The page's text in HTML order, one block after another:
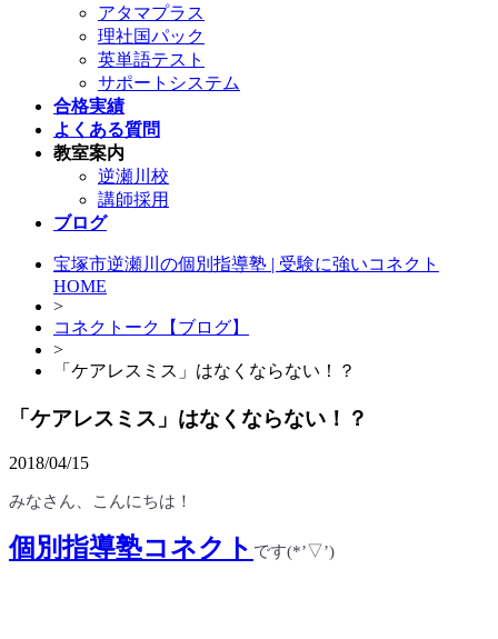
アタマプラス
理社国パック
英単語テスト
サポートシステム
合格実績
よくある質問
教室案内
逆瀬川校
講師採用
ブログ
宝塚市逆瀬川の個別指導塾 | 受験に強いコネクト
HOME
>
コネクトーク【ブログ】
>
「ケアレスミス」はなくならない！？
「ケアレスミス」はなくならない！？
2018/04/15
みなさん、こんにちは！
個別指導塾コネクト です(*’▽’)